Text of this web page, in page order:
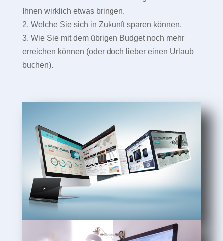
Ihnen wirklich etwas bringen.
2. Welche Sie sich in Zukunft sparen können.
3. Wie Sie mit dem übrigen Budget noch mehr
erreichen können (oder doch lieber einen Urlaub
buchen).